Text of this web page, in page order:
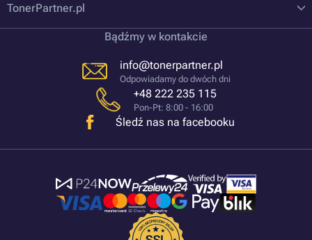
TonerPartner.pl
Bądźmy w kontakcie
info@tonerpartner.pl
Odpowiadamy do dwóch dni
+48 222 235 115
Pon-Pt: 8:00 - 16:00
Śledź nas na facebooku